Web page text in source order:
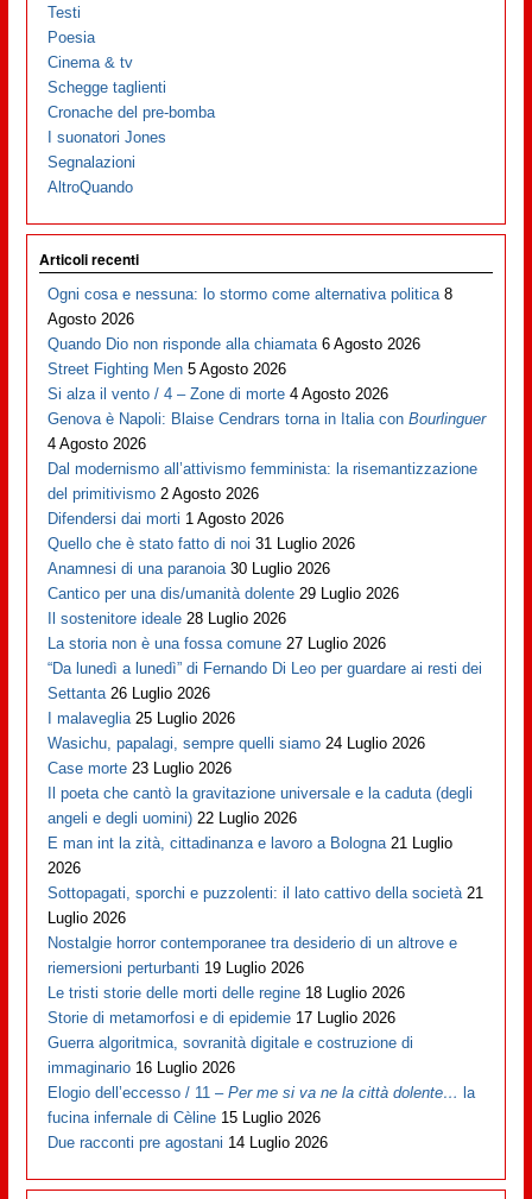
Testi
Poesia
Cinema & tv
Schegge taglienti
Cronache del pre-bomba
I suonatori Jones
Segnalazioni
AltroQuando
Articoli recenti
Ogni cosa e nessuna: lo stormo come alternativa politica 8
Agosto 2026
Quando Dio non risponde alla chiamata 6 Agosto 2026
Street Fighting Men 5 Agosto 2026
Si alza il vento / 4 – Zone di morte 4 Agosto 2026
Genova è Napoli: Blaise Cendrars torna in Italia conBourlinguer
4 Agosto 2026
Dal modernismo all’attivismo femminista: la risemantizzazione
del primitivismo 2 Agosto 2026
Difendersi dai morti 1 Agosto 2026
Quello che è stato fatto di noi 31 Luglio 2026
Anamnesi di una paranoia 30 Luglio 2026
Cantico per una dis/umanità dolente 29 Luglio 2026
Il sostenitore ideale 28 Luglio 2026
La storia non è una fossa comune 27 Luglio 2026
“Da lunedì a lunedì” di Fernando Di Leo per guardare ai resti dei
Settanta 26 Luglio 2026
I malaveglia 25 Luglio 2026
Wasichu, papalagi, sempre quelli siamo 24 Luglio 2026
Case morte 23 Luglio 2026
Il poeta che cantò la gravitazione universale e la caduta (degli
angeli e degli uomini) 22 Luglio 2026
E man int la zità, cittadinanza e lavoro a Bologna 21 Luglio
2026
Sottopagati, sporchi e puzzolenti: il lato cattivo della società 21
Luglio 2026
Nostalgie horror contemporanee tra desiderio di un altrove e
riemersioni perturbanti 19 Luglio 2026
Le tristi storie delle morti delle regine 18 Luglio 2026
Storie di metamorfosi e di epidemie 17 Luglio 2026
Guerra algoritmica, sovranità digitale e costruzione di
immaginario 16 Luglio 2026
Elogio dell’eccesso / 11 –Per me si va ne la città dolente… la
fucina infernale di Cèline 15 Luglio 2026
Due racconti pre agostani 14 Luglio 2026